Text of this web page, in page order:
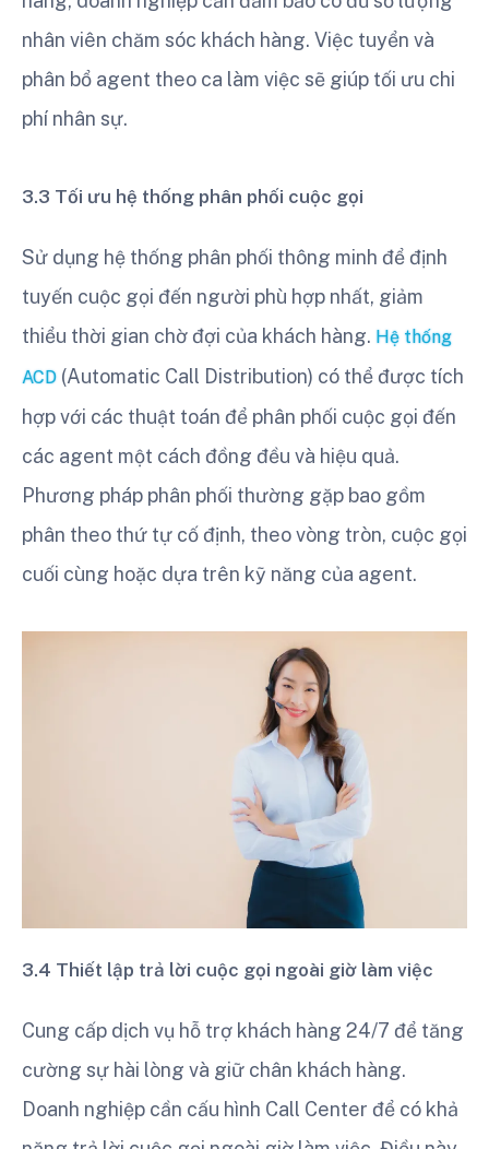
nhân viên chăm sóc khách hàng. Việc tuyển và
phân bổ agent theo ca làm việc sẽ giúp tối ưu chi
phí nhân sự.
3.3 Tối ưu hệ thống phân phối cuộc gọi
Sử dụng hệ thống phân phối thông minh để định
tuyến cuộc gọi đến người phù hợp nhất, giảm
thiểu thời gian chờ đợi của khách hàng. Hệ thống
ACD (Automatic Call Distribution) có thể được tích
hợp với các thuật toán để phân phối cuộc gọi đến
các agent một cách đồng đều và hiệu quả.
Phương pháp phân phối thường gặp bao gồm
phân theo thứ tự cố định, theo vòng tròn, cuộc gọi
cuối cùng hoặc dựa trên kỹ năng của agent.
3.4 Thiết lập trả lời cuộc gọi ngoài giờ làm việc
Cung cấp dịch vụ hỗ trợ khách hàng 24/7 để tăng
cường sự hài lòng và giữ chân khách hàng.
Doanh nghiệp cần cấu hình Call Center để có khả